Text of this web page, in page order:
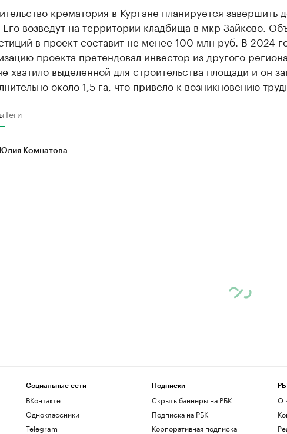
крематория в Кургане планируется завершить
Его возведут на территории кладбища в мкр Зайково.
в проект составит не менее 100 млн руб. В 2024
проекта претендовал инвестор из другого
хватило выделенной для строительства площади и он
около 1,5 га, что привело к возникновению
Теги
Юлия Комнатова
Социальные сети
ВКонтакте
Одноклассники
Telegram
Подписки
Скрыть баннеры на РБК
Подписка на РБК
Корпоративная подписка
О